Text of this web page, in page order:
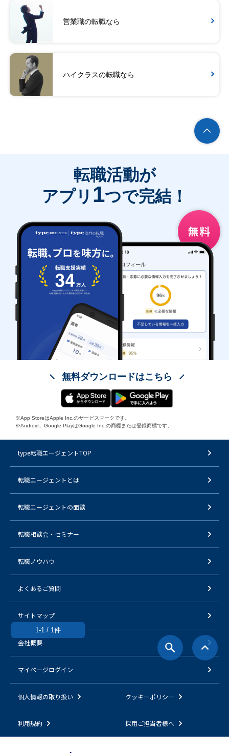
営業職の転職なら
ハイクラスの転職なら
1-1 / 1件
転職活動が
アプリ 1つで完結！
無料ダウンロードはこちら
※App StoreはApple Inc.のサービスマークです。
※Android、Google PlayはGoogle Inc.の商標または登録商標です。
type転職エージェントTOP
転職エージェントとは
転職エージェントの面談
転職相談会・セミナー
転職ノウハウ
よくあるご質問
サイトマップ
会社概要
マイページログイン
個人情報の取り扱い クッキーポリシー
利用規約 採用ご担当者様へ